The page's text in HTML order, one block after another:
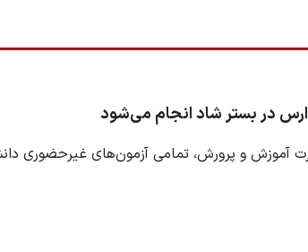
در بستر شاد انجام می‌شود
آموزش و پرورش، تمامی آزمون‌های غیرحضوری